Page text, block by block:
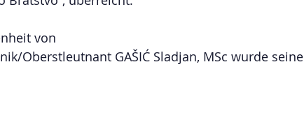
von
Oberstleutnant GAŠIĆ Sladjan, MSc wurde seine